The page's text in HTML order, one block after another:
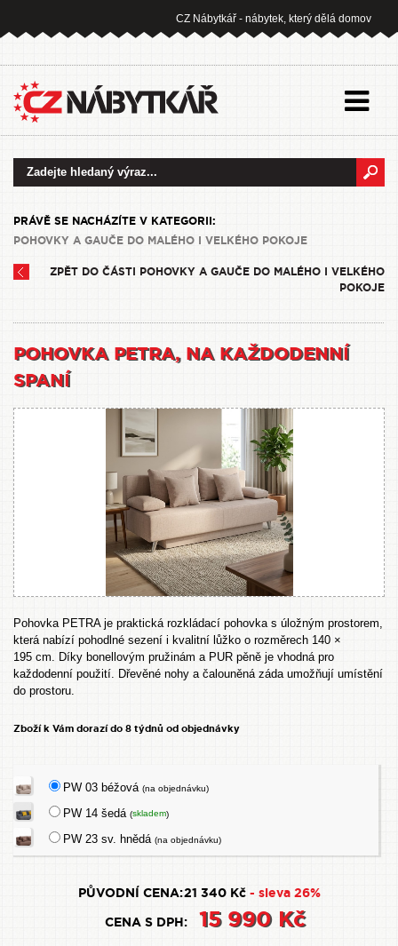
CZ Nábytkář - nábytek, který dělá domov
PRÁVĚ SE NACHÁZÍTE V KATEGORII:
POHOVKY A GAUČE DO MALÉHO I VELKÉHO POKOJE
ZPĚT DO ČÁSTI POHOVKY A GAUČE DO MALÉHO I VELKÉHO
POKOJE
POHOVKA PETRA, NA KAŽDODENNÍ
SPANÍ
Pohovka PETRA je praktická rozkládací pohovka s úložným prostorem,
která nabízí pohodlné sezení i kvalitní lůžko o rozměrech 140 ×
195 cm. Díky bonellovým pružinám a PUR pěně je vhodná pro
každodenní použití. Dřevěné nohy a čalouněná záda umožňují umístění
do prostoru.
Zboží k Vám dorazí do 8 týdnů od objednávky
PW 03 béžová(na objednávku)
PW 14 šedá(skladem)
PW 23 sv. hnědá(na objednávku)
PŮVODNÍ CENA:21 340 Kč - sleva 26%
CENA S DPH:
15 990 Kč